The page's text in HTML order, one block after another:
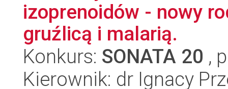
izoprenoidów - nowy
gruźlicą i malarią.
Konkurs: SONATA 20 ,
Kierownik: dr Ignacy